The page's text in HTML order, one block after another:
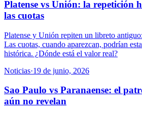
Platense vs Unión: la repetición
las cuotas
Platense y Unión repiten un libreto
Las cuotas, cuando aparezcan, podrían
histórica. ¿Dónde está el valor real?
Noticias·19 de junio, 2026
Sao Paulo vs Paranaense: el
aún no revelan